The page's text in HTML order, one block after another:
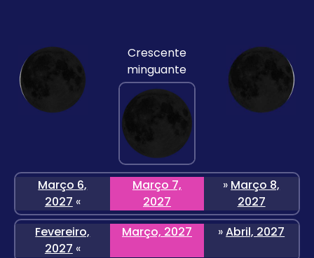
Crescente
minguante
Março 6,
2027 «
Março 7,
2027
» Março 8,
2027
Fevereiro,
2027 «
Março, 2027 »Abril, 2027